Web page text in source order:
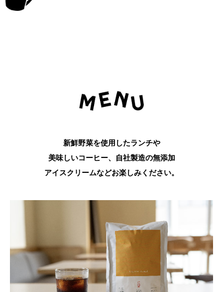
新鮮野菜を使用したランチや
美味しいコーヒー、
自社製造の無添加
アイスクリームなどお楽しみください。